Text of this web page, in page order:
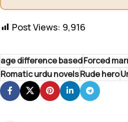
Post Views: 9,916
age difference basedForced
Romatic urdu novelsRude hero